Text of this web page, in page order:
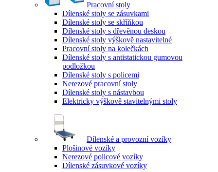
Pracovní stoly
Dílenské stoly se zásuvkami
Dílenské stoly se skříňkou
Dílenské stoly s dřevěnou deskou
Dílenské stoly výškově nastavitelné
Pracovní stoly na kolečkách
Dílenské stoly s antistatickou gumovou
podložkou
Dílenské stoly s policemi
Nerezové pracovní stoly
Dílenské stoly s nástavbou
Elektricky výškově stavitelnými stoly
Dílenské a provozní vozíky
Plošinové vozíky
Nerezové policové vozíky
Dílenské zásuvkové vozíky